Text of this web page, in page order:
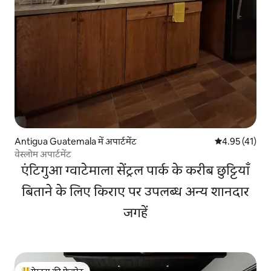
Antigua Guatemala में अपार्टमेंट औसत रेटिंग 5 में
4.95 (41)
वेस्लोम अपार्टमेंट
एंटिगुआ ग्वाटेमाला सेंट्रल पार्क के करीब छुट्टियाँ
बिताने के लिए किराए पर उपलब्ध अन्य शानदार
जगहें